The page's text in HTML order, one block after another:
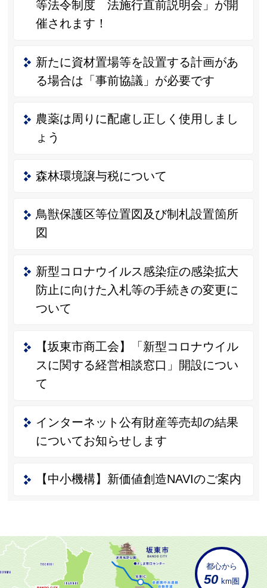
等法令制度 法施行直前説明会」が開
催されます！
新たに資材置場等を設置する計画があ
る場合は「事前協議」が必要です
農薬は周りに配慮し正しく使用しまし
ょう
森林環境譲与税について
鳥獣保護区等位置図及び制札設置箇所
図
新型コロナウイルス感染症の感染拡大
防止に向けた入札等の手続きの変更に
ついて
【坂東市商工会】「新型コロナウイル
スに関する経営相談窓口」開設につい
て
インターネット公有財産等売却の結果
についてお知らせします
【中小機構】新価値創造NAVIのご案内
都心から
50 km圏